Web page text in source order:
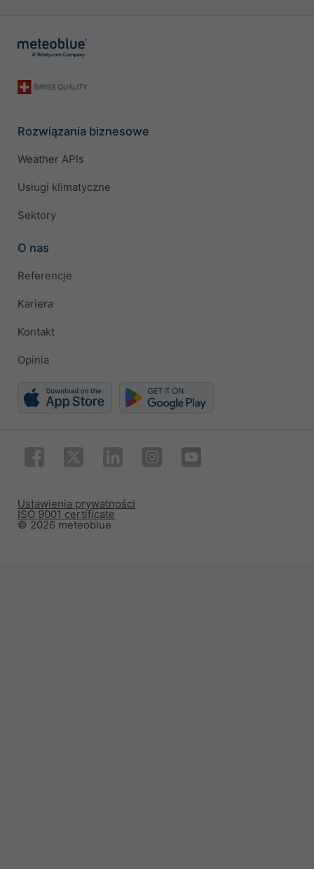
Rozwiązania biznesowe
Weather APIs
Usługi klimatyczne
Sektory
O nas
Referencje
Kariera
Kontakt
Opinia
© 2026 meteoblue
ISO 9001 certificate
Ustawienia prywatności